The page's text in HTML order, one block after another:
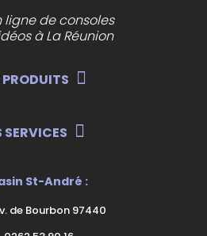
ligne de consoles
à La Réunion
SERVICES
St-André :
de Bourbon 97440